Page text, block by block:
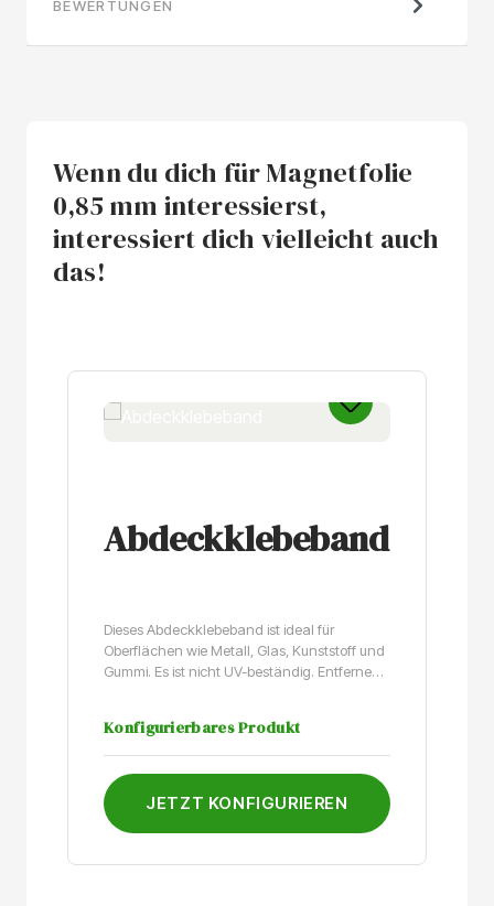
BEWERTUNGEN
Wenn du dich für Magnetfolie
0,85 mm interessierst,
interessiert dich vielleicht auch
das!
Abdeckklebeband
Dieses Abdeckklebeband ist ideal für
Oberflächen wie Metall, Glas, Kunststoff und
Gummi. Es ist nicht UV-beständig. Entfernen
Konfigurierbares Produkt
JETZT KONFIGURIEREN